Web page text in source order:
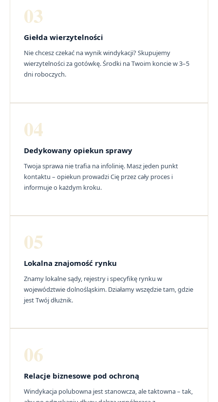
03
Giełda wierzytelności
Nie chcesz czekać na wynik windykacji? Skupujemy
wierzytelności za gotówkę. Środki na Twoim koncie w 3–5
dni roboczych.
04
Dedykowany opiekun sprawy
Twoja sprawa nie trafia na infolinię. Masz jeden punkt
kontaktu – opiekun prowadzi Cię przez cały proces i
informuje o każdym kroku.
05
Lokalna znajomość rynku
Znamy lokalne sądy, rejestry i specyfikę rynku w
województwie dolnośląskim. Działamy wszędzie tam, gdzie
jest Twój dłużnik.
06
Relacje biznesowe pod ochroną
Windykacja polubowna jest stanowcza, ale taktowna – tak,